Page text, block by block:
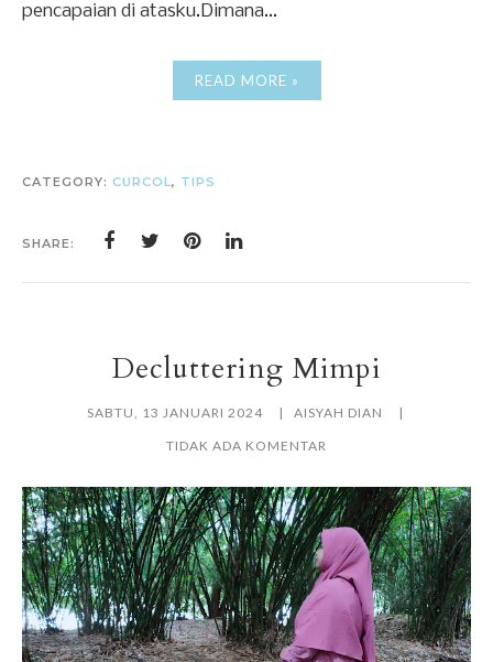
pencapaian di atasku.Dimana...
READ MORE »
CATEGORY: CURCOL, TIPS
SHARE:
Decluttering Mimpi
SABTU, 13 JANUARI 2024
AISYAH DIAN
TIDAK ADA KOMENTAR